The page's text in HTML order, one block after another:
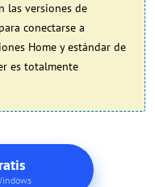
las versiones de
conectarse a
Home y estándar de
es totalmente